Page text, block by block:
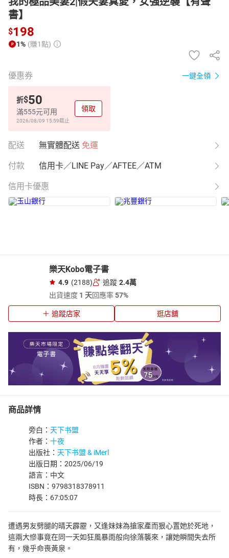
書】
$198
1% (賺1點)
優惠券 一鍵全領
折$50
滿555元可用
2026/08/09 15:59截止
領取
配送 無實體配送 免運
付款 信用卡／LINE Pay／AFTEE／ATM
信用卡優惠
樂天Kobo電子書
4.9 (2188) 追蹤 2.4萬
出貨速度 1 天回應率57%
追蹤店家 逛店舖
商品詳情
旁白： 天下书盟
作者： 十夜
出版社： 天下书盟 & iMerl
出版日期：2025/06/19
語言：中文
ISBN：9798318378911
時長：67:05:07
遭遇男友劈腿的晴天霹靂，又逢妹妹為搶家產而狠心置她於死地，
這兩大慘事竟在同一天如狂風暴雨般向徐落襲來，讓她瞬間失去所
有，幾乎命喪黃泉。